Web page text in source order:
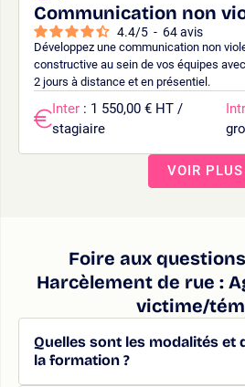
Communication non
4.4/5 - 64avis
Développez une communication non
constructive au sein de vos équipes
2 jours à distance et en présentiel.
Inter : 1 550,00 € HT /
stagiaire
VOIR PLUS
Foire aux
Harcèlement de rue :
victime/
Quelles sont les modalités et
la formation ?